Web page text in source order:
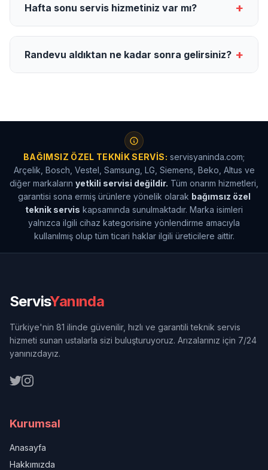
Hafta sonu servis hizmetiniz var mı? +
Randevu aldıktan ne kadar sonra gelirsiniz? +
BAĞIMSIZ ÖZEL TEKNIK SERVIS: servisyaninda.com;
Arçelik, Bosch, Vestel, Samsung, LG, Siemens, Beko, Altus ve
diğer markaların yetkili servisi değildir. Tüm onarım hizmetleri,
garantisi sona ermiş ürünlere yönelik olarak bağımsız özel
teknik servis kapsamında sunulmaktadır. Marka isimleri
yalnızca ilgili cihaz kategorisine yönlendirme amacıyla
kullanılmış olup tüm ticari haklar ilgili üreticilere aittir.
ServisYanında
Türkiye'nin 81 ilinde güvenilir, hızlı ve garantili teknik servis
hizmeti sunan ustalarla sizi buluşturuyoruz. Arızalarınız için 7/24
yanınızdayız.
Kurumsal
Anasayfa
Hakkımızda